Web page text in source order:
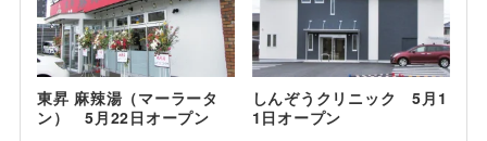
東昇 麻辣湯（マーラータ
ン） 5月22日オープン
しんぞうクリニック 5月1
1日オープン